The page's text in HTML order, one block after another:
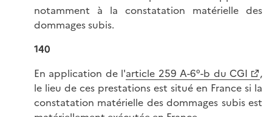
notamment à la constatation matérielle des
dommages subis.
140
En application de l'article 259 A-6°-b du CGI
,
le lieu de ces prestations est situé en France si la
constatation matérielle des dommages subis est